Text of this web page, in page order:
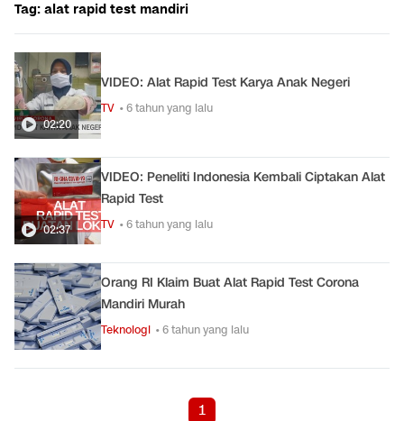
Tag: alat rapid test mandiri
02:20
VIDEO: Alat Rapid Test Karya Anak Negeri
TV • 6 tahun yang lalu
02:37
VIDEO: Peneliti Indonesia Kembali Ciptakan Alat
Rapid Test
TV • 6 tahun yang lalu
Orang RI Klaim Buat Alat Rapid Test Corona
Mandiri Murah
Teknologi • 6 tahun yang lalu
1